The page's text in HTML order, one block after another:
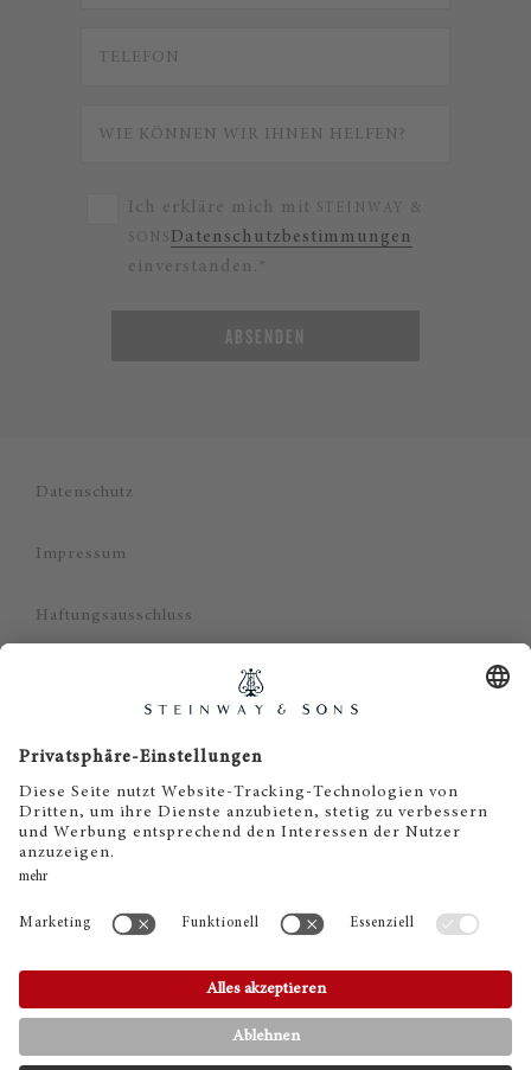
Ich erkläre mich mit STEINWAY &
SONS Datenschutzbestimmungen
einverstanden.*
ABSENDEN
Datenschutz
Impressum
Haftungsausschluss
© 2023 Steinway & Sons
Steinway and the lyre are registered
trademarks.